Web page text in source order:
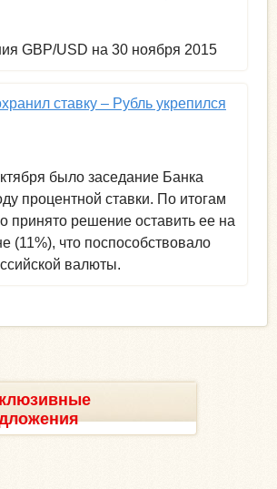
GBP/USD на 30 ноября 2015
ставку – Рубль укрепился
было заседание Банка
процентной ставки. По итогам
принято решение оставить ее на
(11%), что поспособствовало
валюты.